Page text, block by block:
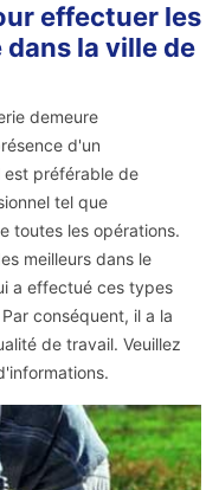
effectuer les
la ville de
demeure
d'un
est préférable de
tel que
toutes les opérations.
meilleurs dans le
a effectué ces types
conséquent, il a la
de travail. Veuillez